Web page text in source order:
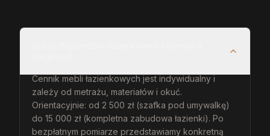
Cennik mebli łazienkowych jest indywidualny i
zależy od metrażu, materiałów i okuć.
Orientacyjnie: od 2 500 zł (szafka pod umywalkę)
do 15 000 zł (kompletna zabudowa łazienki). Po
bezpłatnym pomiarze przedstawiamy konkretną